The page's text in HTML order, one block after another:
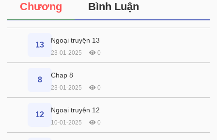
Chương Bình Luận
13
Ngoại truyện 13
23-01-2025 0
8
Chap 8
23-01-2025 0
12
Ngoại truyện 12
10-01-2025 0